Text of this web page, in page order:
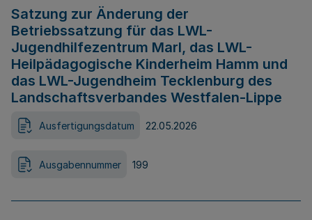
Satzung zur Änderung der
Betriebssatzung für das LWL-
Jugendhilfezentrum Marl, das LWL-
Heilpädagogische Kinderheim Hamm und
das LWL-Jugendheim Tecklenburg des
Landschaftsverbandes Westfalen-Lippe
Ausfertigungsdatum 22.05.2026
Ausgabennummer 199